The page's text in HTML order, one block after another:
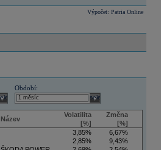
Výpočet: Patria Online
Období:
select
Název
Volatilita
[%]
Změna
[%]
3,85%
6,67%
2,85%
9,43%